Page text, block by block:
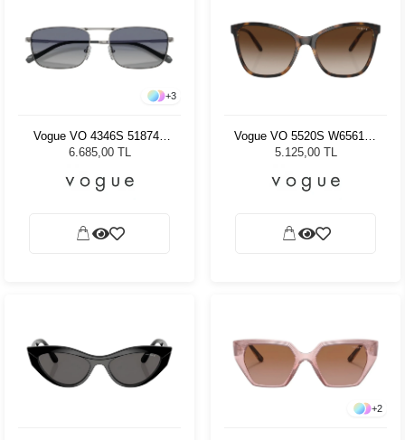
+3
Vogue VO 4346S 51874L
56 - 56 Kadın Güneş
6.685,00 TL
Vogue VO 5520S W65613 -
56 Kadın Güneş Gözlüğü
5.125,00 TL
+2